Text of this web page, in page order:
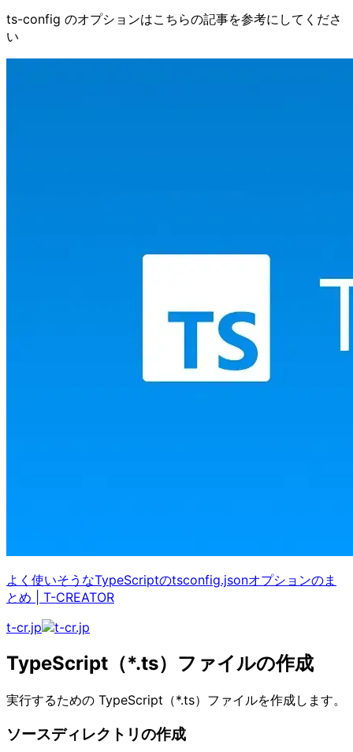
ts-config のオプションはこちらの記事を参考にしてくださ
い
よく使いそうなTypeScriptのtsconfig.jsonオプションのま
とめ
T-CREATOR
t-cr.jp
TypeScript（*.ts）ファイルの作成
実行するための TypeScript（*.ts）ファイルを作成します。
ソースディレクトリの作成